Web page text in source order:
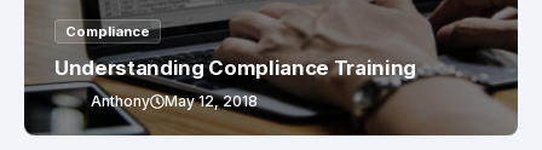
Compliance
Understanding Compliance Training
Anthony May 12, 2018